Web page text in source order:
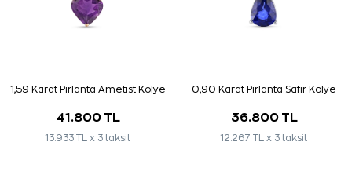
1,59 Karat Pırlanta Ametist Kolye
41.800 TL
13.933 TL x 3 taksit
0,90 Karat Pırlanta Safir Kolye
36.800 TL
12.267 TL x 3 taksit